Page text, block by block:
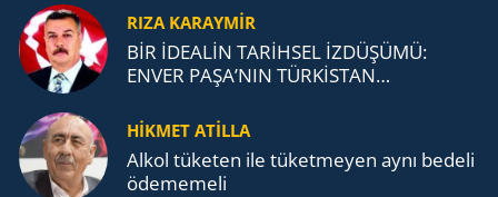
RIZA KARAYMIR
BİR İDEALİN TARİHSEL İZDÜŞÜMÜ:
ENVER PAŞA’NIN TÜRKİSTAN
TEŞKİLATI’NA UZANAN MİRASI
HİKMET ATİLLA
Alkol tü­ke­ten ile tü­ket­me­yen aynı be­de­li
öde­me­me­li